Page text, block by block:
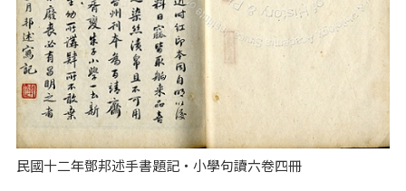
民國十二年鄧邦述手書題記‧小學句讀六卷四冊